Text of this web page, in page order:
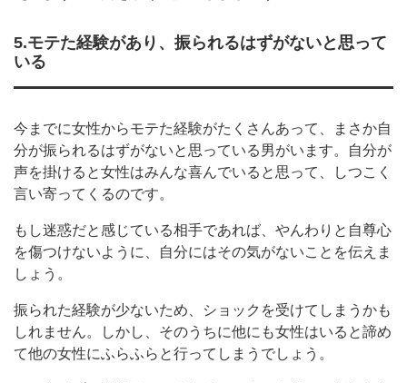
5.モテた経験があり、振られるはずがないと思って
いる
今までに女性からモテた経験がたくさんあって、まさか自
分が振られるはずがないと思っている男がいます。自分が
声を掛けると女性はみんな喜んでいると思って、しつこく
言い寄ってくるのです。
もし迷惑だと感じている相手であれば、やんわりと自尊心
を傷つけないように、自分にはその気がないことを伝えま
しょう。
振られた経験が少ないため、ショックを受けてしまうかも
しれません。しかし、そのうちに他にも女性はいると諦め
て他の女性にふらふらと行ってしまうでしょう。